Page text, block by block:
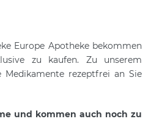
Europe Apotheke bekommen
zu kaufen. Zu unserem
rezeptfrei an Sie
und kommen auch noch zu